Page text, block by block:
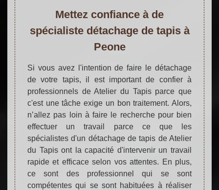
Mettez confiance à de
spécialiste détachage de tapis à
Peone
Si vous avez l'intention de faire le détachage
de votre tapis, il est important de confier à
professionnels de Atelier du Tapis parce que
c'est une tâche exige un bon traitement. Alors,
n’allez pas loin à faire le recherche pour bien
effectuer un travail parce ce que les
spécialistes d'un détachage de tapis de Atelier
du Tapis ont la capacité d'intervenir un travail
rapide et efficace selon vos attentes. En plus,
ce sont des professionnel qui se sont
compétentes qui se sont habituées à réaliser